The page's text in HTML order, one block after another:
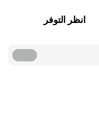
انظر التوفر